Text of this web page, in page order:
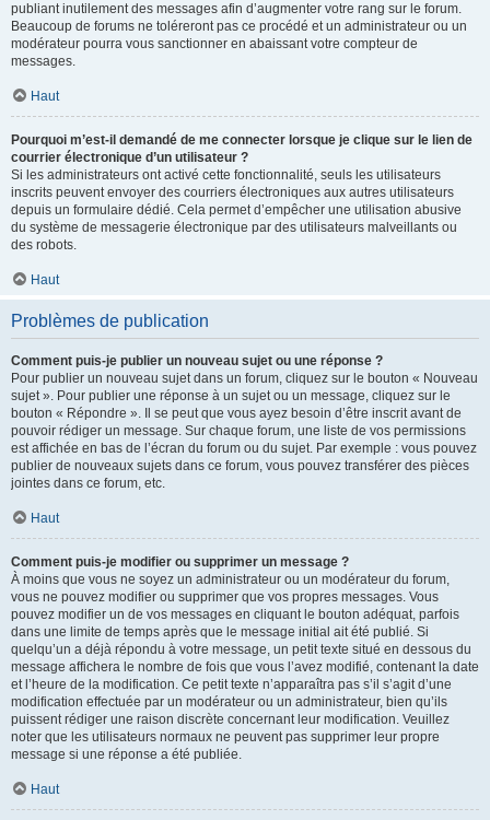
publiant inutilement des messages afin d’augmenter votre rang sur le forum.
Beaucoup de forums ne toléreront pas ce procédé et un administrateur ou un
modérateur pourra vous sanctionner en abaissant votre compteur de
messages.
Haut
Pourquoi m’est-il demandé de me connecter lorsque je clique sur le lien de
courrier électronique d’un utilisateur ?
Si les administrateurs ont activé cette fonctionnalité, seuls les utilisateurs
inscrits peuvent envoyer des courriers électroniques aux autres utilisateurs
depuis un formulaire dédié. Cela permet d’empêcher une utilisation abusive
du système de messagerie électronique par des utilisateurs malveillants ou
des robots.
Haut
Problèmes de publication
Comment puis-je publier un nouveau sujet ou une réponse ?
Pour publier un nouveau sujet dans un forum, cliquez sur le bouton « Nouveau
sujet ». Pour publier une réponse à un sujet ou un message, cliquez sur le
bouton « Répondre ». Il se peut que vous ayez besoin d’être inscrit avant de
pouvoir rédiger un message. Sur chaque forum, une liste de vos permissions
est affichée en bas de l’écran du forum ou du sujet. Par exemple : vous pouvez
publier de nouveaux sujets dans ce forum, vous pouvez transférer des pièces
jointes dans ce forum, etc.
Haut
Comment puis-je modifier ou supprimer un message ?
À moins que vous ne soyez un administrateur ou un modérateur du forum,
vous ne pouvez modifier ou supprimer que vos propres messages. Vous
pouvez modifier un de vos messages en cliquant le bouton adéquat, parfois
dans une limite de temps après que le message initial ait été publié. Si
quelqu’un a déjà répondu à votre message, un petit texte situé en dessous du
message affichera le nombre de fois que vous l’avez modifié, contenant la date
et l’heure de la modification. Ce petit texte n’apparaîtra pas s’il s’agit d’une
modification effectuée par un modérateur ou un administrateur, bien qu’ils
puissent rédiger une raison discrète concernant leur modification. Veuillez
noter que les utilisateurs normaux ne peuvent pas supprimer leur propre
message si une réponse a été publiée.
Haut